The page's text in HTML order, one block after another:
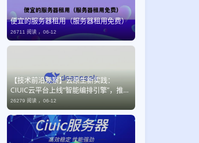
便宜的服务器租用（服务器租用免费）
26711 阅读 ，06-12
【技术前沿观察】云原生新实践：
CIUIC云平台上线“智能编排引擎”，推动
企业级自动化运维迈入语义化时代
26279 阅读 ，06-12